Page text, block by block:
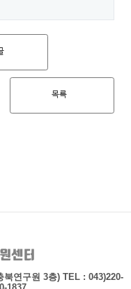
목록
북연구원 3층) TEL : 043)220-